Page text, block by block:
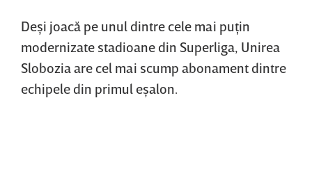
Deşi joacă pe unul dintre cele mai puţin
modernizate stadioane din Superliga, Unirea
Slobozia are cel mai scump abonament dintre
echipele din primul eşalon.